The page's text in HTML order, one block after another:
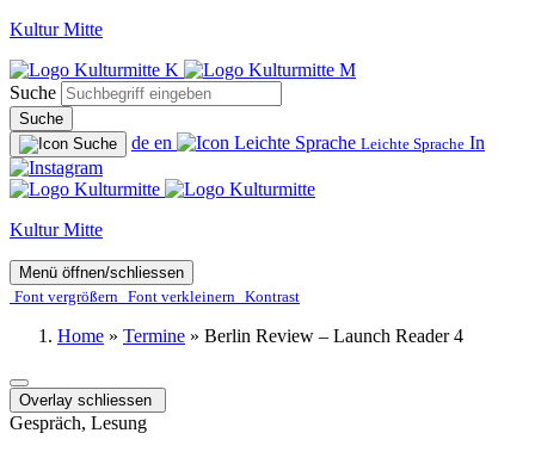
Kultur Mitte
Suche
Suche
de en Leichte Sprache In
Kultur Mitte
Menü öffnen/schliessen
Font ver­­größern Font ver­­kleinern Kontrast
Home » Termine » Berlin Review – Launch Reader 4
Overlay schliessen
Gespräch, Lesung